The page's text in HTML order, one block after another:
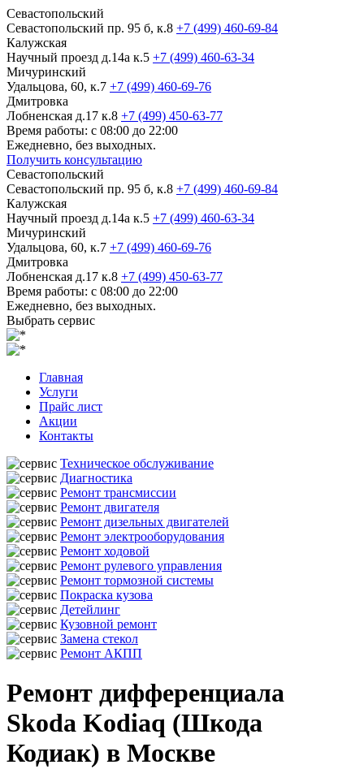
Севастопольский
Севастопольский пр. 95 б, к.8 +7 (499) 460-69-84
Калужская
Научный проезд д.14а к.5 +7 (499) 460-63-34
Мичуринский
Удальцова, 60, к.7 +7 (499) 460-69-76
Дмитровка
Лобненская д.17 к.8 +7 (499) 450-63-77
Время работы: с 08:00 до 22:00
Ежедневно, без выходных.
Получить консультацию
Севастопольский
Севастопольский пр. 95 б, к.8 +7 (499) 460-69-84
Калужская
Научный проезд д.14а к.5 +7 (499) 460-63-34
Мичуринский
Удальцова, 60, к.7 +7 (499) 460-69-76
Дмитровка
Лобненская д.17 к.8 +7 (499) 450-63-77
Время работы: с 08:00 до 22:00
Ежедневно, без выходных.
Выбрать сервис
Главная
Услуги
Прайс лист
Акции
Контакты
Техническое обслуживание
Диагностика
Ремонт трансмиссии
Ремонт двигателя
Ремонт дизельных двигателей
Ремонт электрооборудования
Ремонт ходовой
Ремонт рулевого управления
Ремонт тормозной системы
Покраска кузова
Детейлинг
Кузовной ремонт
Замена стекол
Ремонт АКПП
Ремонт дифференциала
Skoda Kodiaq (Шкода
Кодиак) в Москве